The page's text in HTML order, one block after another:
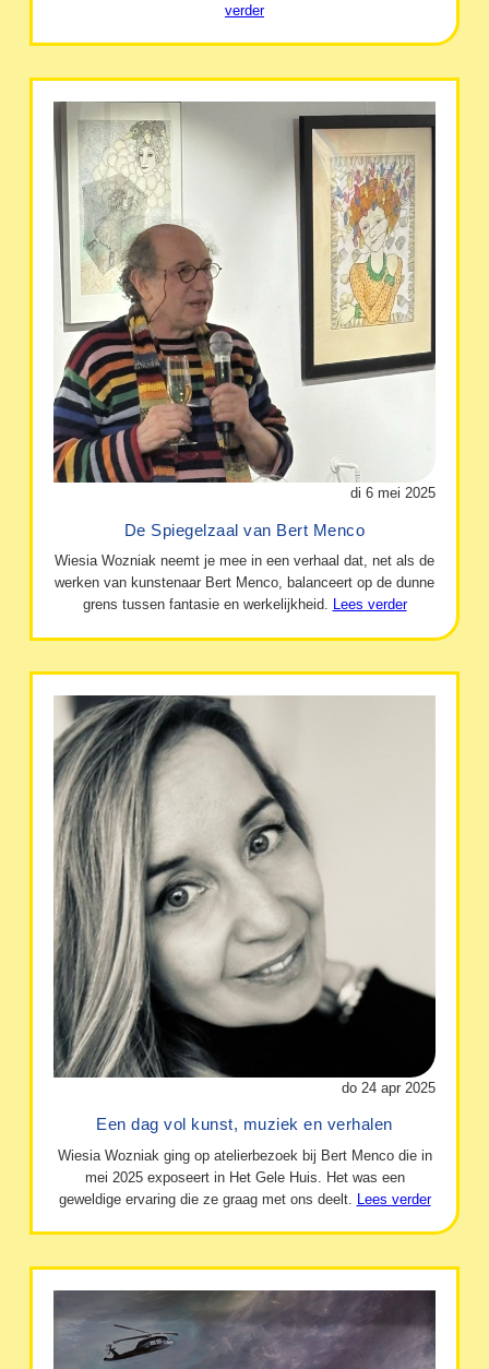
verder
di 6 mei 2025
De Spiegelzaal van Bert Menco
Wiesia Wozniak neemt je mee in een verhaal dat, net als de
werken van kunstenaar Bert Menco, balanceert op de dunne
grens tussen fantasie en werkelijkheid. Lees verder
do 24 apr 2025
Een dag vol kunst, muziek en verhalen
Wiesia Wozniak ging op atelierbezoek bij Bert Menco die in
mei 2025 exposeert in Het Gele Huis. Het was een
geweldige ervaring die ze graag met ons deelt.
Lees verder